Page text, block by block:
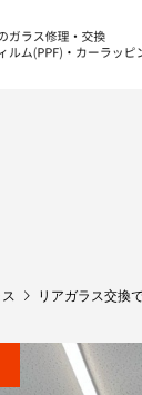
リアガラス交換